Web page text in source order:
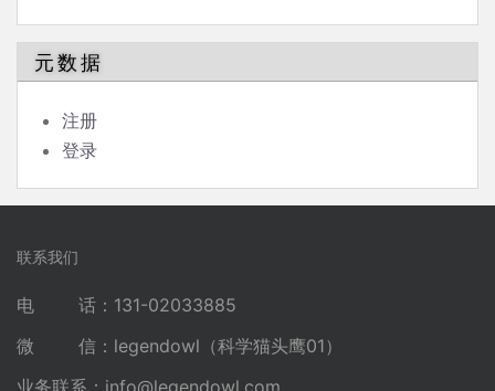
元数据
注册
登录
联系我们
电 话：131-02033885
微 信：legendowl（科学猫头鹰01）
业务联系： info@legendowl.com